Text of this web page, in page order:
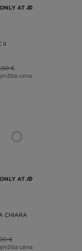
ONLY AT
II
€
cena
ONLY AT
CHIARA
€
cena